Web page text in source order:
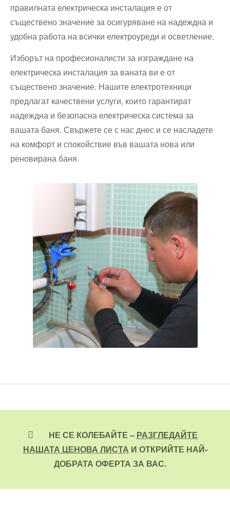
правилната електрическа инсталация е от
съществено значение за осигуряване на надеждна и
удобна работа на всички електроуреди и осветление.
Изборът на професионалисти за изграждане на
електрическа инсталация за ваната ви е от
съществено значение. Нашите електротехници
предлагат качествени услуги, които гарантират
надеждна и безопасна електрическа система за
вашата баня. Свържете се с нас днес и се насладете
на комфорт и спокойствие във вашата нова или
реновирана баня.
НЕ СЕ КОЛЕБАЙТЕ – РАЗГЛЕДАЙТЕ
НАШАТА ЦЕНОВА ЛИСТА И ОТКРИЙТЕ НАЙ-
ДОБРАТА ОФЕРТА ЗА ВАС.